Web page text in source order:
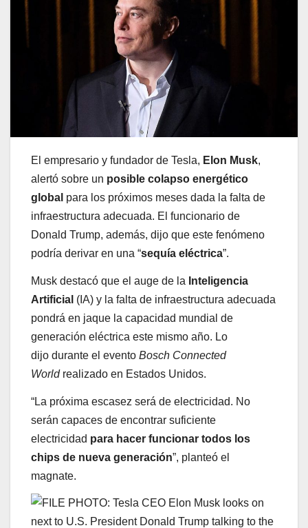
El empresario y fundador de Tesla, Elon Musk,
alertó sobre un posible colapso energético
global para los próximos meses dada la falta de
infraestructura adecuada. El funcionario de
Donald Trump, además, dijo que este fenómeno
podría derivar en una “sequía eléctrica”.
Musk destacó que el auge de la Inteligencia
Artificial (IA) y la falta de infraestructura adecuada
pondrá en jaque la capacidad mundial de
generación eléctrica este mismo año. Lo
dijo durante el evento Bosch Connected
Worldrealizado en Estados Unidos.
“La próxima escasez será de electricidad. No
serán capaces de encontrar suficiente
electricidad para hacer funcionar todos los
chips de nueva generación”, planteó el
magnate.